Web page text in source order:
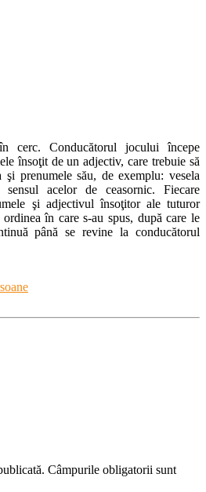
cerc. Conducătorul jocului începe
însoţit de un adjectiv, care trebuie să
şi prenumele său, de exemplu: vesela
acelor de ceasornic. Fiecare
şi adjectivul însoţitor ale tuturor
în care s-au spus, după care le
până se revine la conducătorul
Câmpurile obligatorii sunt